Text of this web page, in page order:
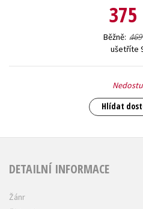
375
Běžně
ušetříte
Hlídat
DETAILNÍ INFORMACE
Žánr